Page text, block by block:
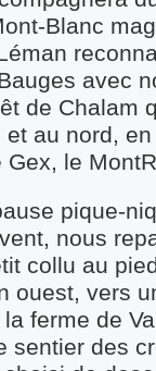
Blanc
avec
de Chalam
et au nord,
Gex, le
pique-
nous
collu au
ouest, vers
ferme de
sentier des